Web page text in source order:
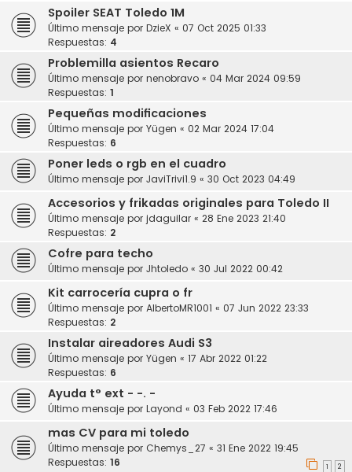
Spoiler SEAT Toledo 1M
Último mensaje por DzieX « 07 Oct 2025 01:33
Respuestas: 4
Problemilla asientos Recaro
Último mensaje por nenobravo « 04 Mar 2024 09:59
Respuestas: 1
Pequeñas modificaciones
Último mensaje por Yügen « 02 Mar 2024 17:04
Respuestas: 6
Poner leds o rgb en el cuadro
Último mensaje por JaviTrivi1.9 « 30 Oct 2023 04:49
Accesorios y frikadas originales para Toledo II
Último mensaje por jdaguilar « 28 Ene 2023 21:40
Respuestas: 2
Cofre para techo
Último mensaje por Jhtoledo « 30 Jul 2022 00:42
Kit carrocería cupra o fr
Último mensaje por AlbertoMR1001 « 07 Jun 2022 23:33
Respuestas: 2
Instalar aireadores Audi S3
Último mensaje por Yügen « 17 Abr 2022 01:22
Respuestas: 6
Ayuda t° ext - -. -
Último mensaje por Layond « 03 Feb 2022 17:46
mas CV para mi toledo
Último mensaje por Chemys_27 « 31 Ene 2022 19:45
Respuestas: 16 1 2